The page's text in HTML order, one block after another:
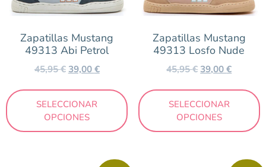
19 € 42 €
Zapatillas Mustang
49313 Abi Petrol
45,95€ 39,00€
SELECCIONAR
OPCIONES
Zapatillas Mustang
49313 Losfo Nude
45,95€ 39,00€
SELECCIONAR
OPCIONES